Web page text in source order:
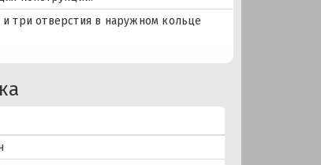
и три отверстия в наружном кольце